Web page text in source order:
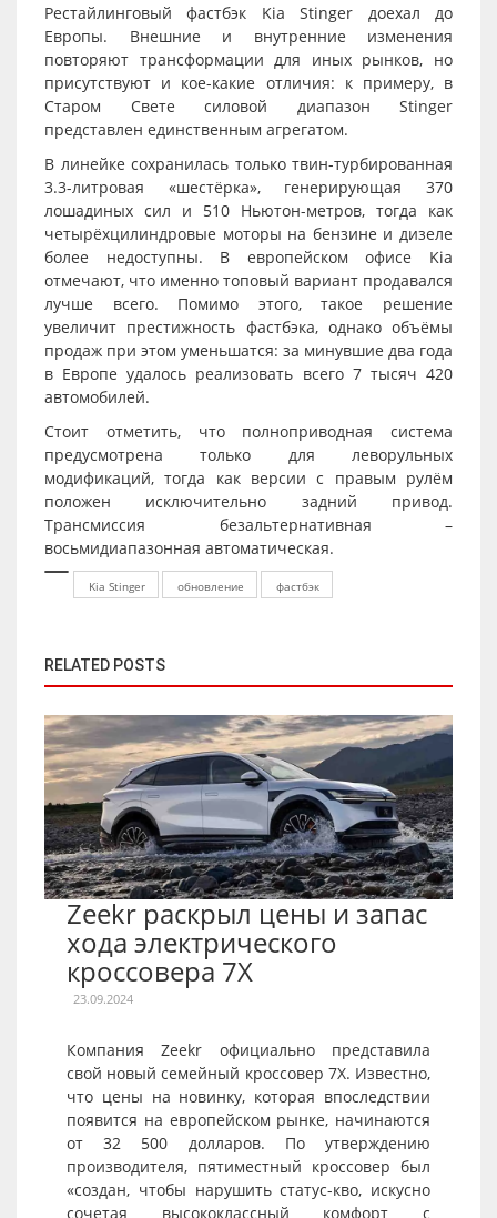
Рестайлинговый фастбэк Kia Stinger доехал до
Европы. Внешние и внутренние изменения
повторяют трансформации для иных рынков, но
присутствуют и кое-какие отличия: к примеру, в
Старом Свете силовой диапазон Stinger
представлен единственным агрегатом.
В линейке сохранилась только твин-турбированная
3.3-литровая «шестёрка», генерирующая 370
лошадиных сил и 510 Ньютон-метров, тогда как
четырёхцилиндровые моторы на бензине и дизеле
более недоступны. В европейском офисе Kia
отмечают, что именно топовый вариант продавался
лучше всего. Помимо этого, такое решение
увеличит престижность фастбэка, однако объёмы
продаж при этом уменьшатся: за минувшие два года
в Европе удалось реализовать всего 7 тысяч 420
автомобилей.
Стоит отметить, что полноприводная система
предусмотрена только для леворульных
модификаций, тогда как версии с правым рулём
положен исключительно задний привод.
Трансмиссия безальтернативная –
восьмидиапазонная автоматическая.
Kia Stinger обновление фастбэк
RELATED POSTS
Zeekr раскрыл цены и запас
хода электрического
кроссовера 7X
23.09.2024
Компания Zeekr официально представила
свой новый семейный кроссовер 7X. Известно,
что цены на новинку, которая впоследствии
появится на европейском рынке, начинаются
от 32 500 долларов. По утверждению
производителя, пятиместный кроссовер был
«создан, чтобы нарушить статус-кво, искусно
сочетая высококлассный комфорт с